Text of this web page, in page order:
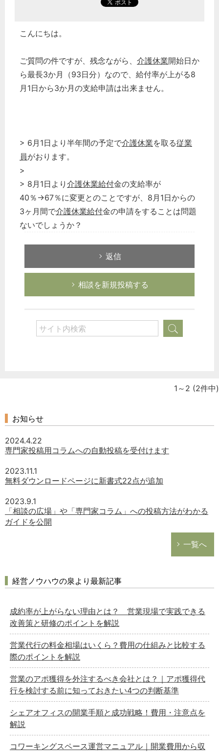
こんにちは。
ご質問の件ですが、残念ながら、 介護休業開始日か
ら最長3か月（93日分）なので、給付率が上がる8
月1日から3か月の支給申請は出来ません。
> 6月1日より半年間の予定で介護休業を取る従業
員がおります。
>
> 8月1日より 介護休業給付金の支給率が
40％→67％に変更とのことですが、8月1日からの
3ヶ月間で介護休業給付金の申請をすることは問題
ないでしょうか？
返信
相談を新規投稿する
選択してください
1～2 (2件中)
お知らせ
2024.4.22
専門家投稿用コラムへの自動投稿を受付けます
2023.11.1
無料ダウンロードページに新書式22点が追加
2023.9.1
「相談の広場」や「専門家コラム」への投稿方法がわかる
ガイドを公開
一覧へ
経営ノウハウの泉より最新記事
成約率が上がらない理由とは？ 営業現場で実践できる
改善策と研修のポイントを解説
営業代行の料金相場はいくら？費用の仕組みと比較する
際のポイントを解説
営業のアポ獲得を外注するべき会社とは？｜アポ獲得代
行を検討する前に知っておきたい4つの判断基準
シェアオフィスの開業手順と成功戦略！費用・注意点を
解説
コワーキングスペース運営マニュアル｜開業費用から収